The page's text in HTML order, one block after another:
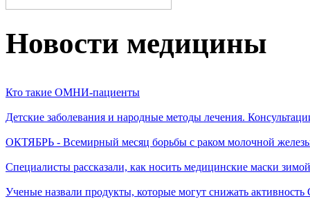
Новости медицины
Кто такие ОМНИ-пациенты
Детские заболевания и народные методы лечения.
ОКТЯБРЬ - Всемирный месяц борьбы с раком молочной
Специалисты рассказали, как носить медицинские маски зимой
Ученые назвали продукты, которые могут снижать